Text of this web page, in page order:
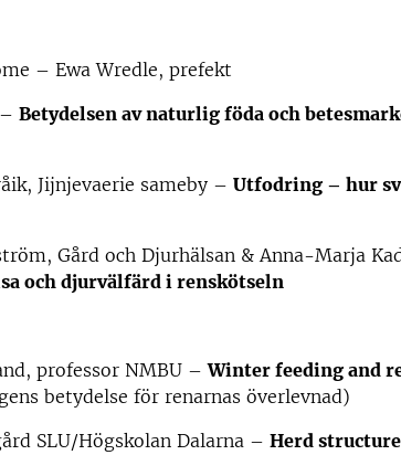
– Ewa Wredle, prefekt
Betydelsen av naturlig föda och
Jijnjevaerie sameby – Utfodring – hur
Gård och Djurhälsan & Anna-Marja
och djurvälfärd i renskötseln
professor NMBU –Winter feeding and
betydelse för renarnas överlevnad)
SLU/Högskolan Dalarna – Herd